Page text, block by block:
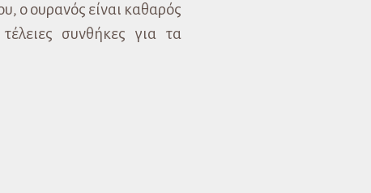
ο ουρανός είναι καθαρός
συνθήκες για τα